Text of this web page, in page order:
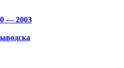
— 2003